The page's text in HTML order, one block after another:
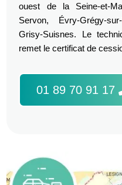
ouest de la Seine-et-
Servon, Évry-Grégy-
Grisy-Suisnes. Le
remet le certificat de
01 89 70 91 17